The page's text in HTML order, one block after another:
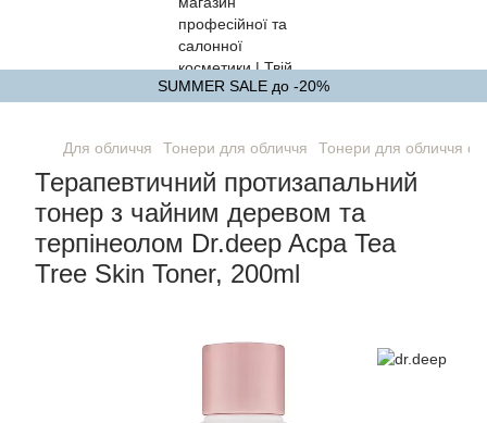
SUMMER SALE до -20%
Для обличчя Тонери для обличчя Тонери для обличчя
Терапевтичний протизапальний
тонер з чайним деревом та
терпінеолом Dr.deep Acpa Tea
Tree Skin Toner, 200ml